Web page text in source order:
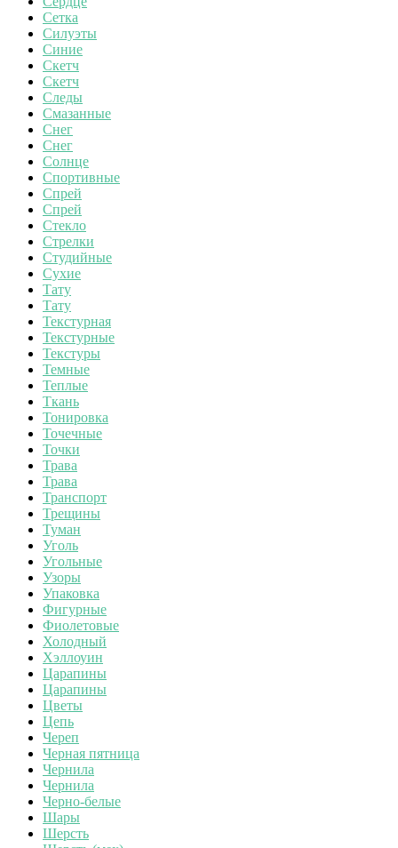
Сетка
Силуэты
Синие
Скетч
Скетч
Следы
Смазанные
Снег
Снег
Солнце
Спортивные
Спрей
Спрей
Стекло
Стрелки
Студийные
Сухие
Тату
Тату
Текстурная
Текстурные
Текстуры
Темные
Теплые
Ткань
Тонировка
Точечные
Точки
Трава
Трава
Транспорт
Трещины
Туман
Уголь
Угольные
Узоры
Упаковка
Фигурные
Фиолетовые
Холодный
Хэллоуин
Царапины
Царапины
Цветы
Цепь
Череп
Черная пятница
Чернила
Чернила
Черно-белые
Шары
Шерсть